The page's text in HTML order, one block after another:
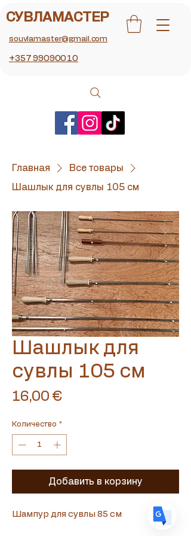
СУВЛАМАСТЕР
souvlamaster@gmail.com
+357 99090010
Главная
Все товары
Шашлык для сувлы 105 см
Шашлык для
сувлы 105 см
16,00 €
Количество *
Добавить в корзину
Шампур для сувлы 85 см
Translate
US English
FRFrench
DEGerman